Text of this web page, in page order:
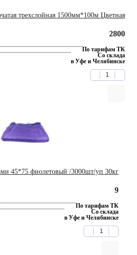
трехслойная 1500мм*100м Цветная
2800
По тарифам ТК
Со склада
в Уфе и Челябинске
45*75 фиолетовый /3000шт/уп 30кг
9
По тарифам ТК
Со склада
в Уфе и Челябинске